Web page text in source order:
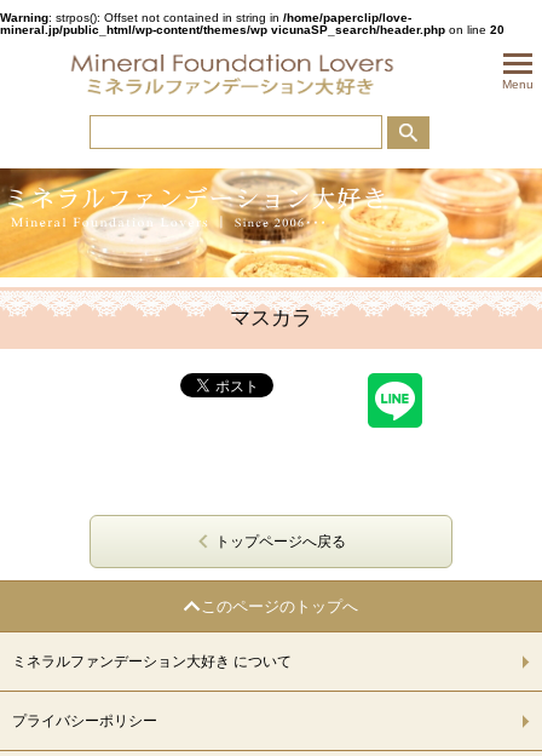
Warning: strpos(): Offset not contained in string in /home/paperclip/love-
mineral.jp/public_html/wp-content/themes/wp vicunaSP_search/header.php on line 20
Menu
マスカラ
トップページへ戻る
このページのトップへ
ミネラルファンデーション大好き について
プライバシーポリシー